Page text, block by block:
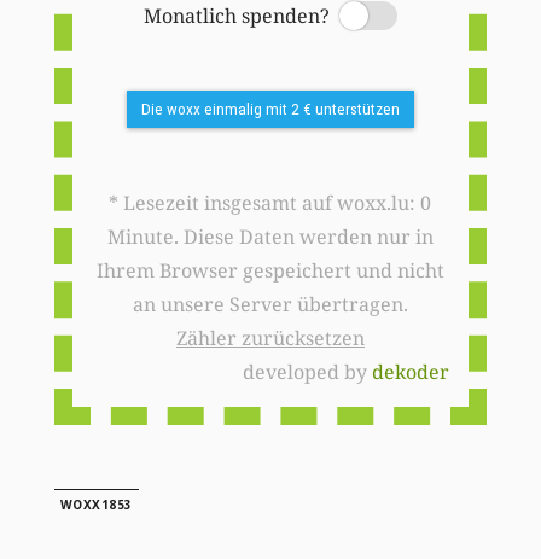
Monatlich spenden?
Switch
Die woxx einmalig mit 2 € unterstützen
* Lesezeit insgesamt auf woxx.lu: 0
Minute. Diese Daten werden nur in
Ihrem Browser gespeichert und nicht
an unsere Server übertragen.
Zähler zurücksetzen
developed bydekoder
WOXX1853